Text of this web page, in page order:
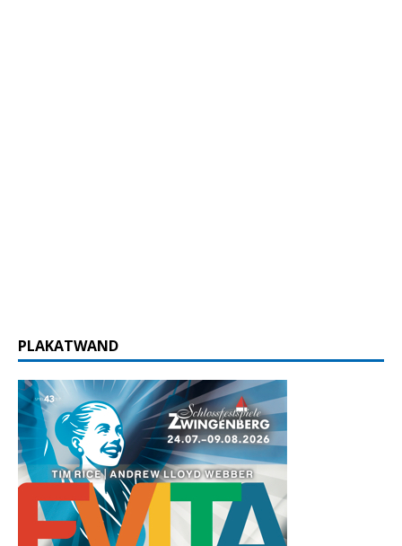
PLAKATWAND